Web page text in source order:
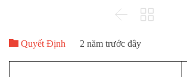
 
 Quyết Định 2 năm trước đây